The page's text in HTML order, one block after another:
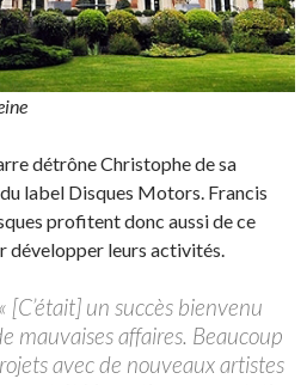
détrône Christophe de sa
label Disques Motors. Francis
profitent donc aussi de ce
développer leurs activités.
[C’était] un succès bienvenu
mauvaises affaires. Beaucoup
avec de nouveaux artistes